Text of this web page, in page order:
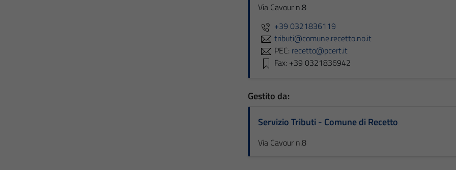
Via Cavour n.8
+39 0321836119
tributi@comune.recetto.no.it
PEC: recetto@pcert.it
Fax: +39 0321836942
Gestito da:
Servizio Tributi - Comune di Recetto
Via Cavour n.8